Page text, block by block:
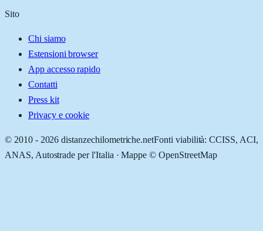
Sito
Chi siamo
Estensioni browser
App accesso rapido
Contatti
Press kit
Privacy e cookie
© 2010 - 2026 distanzechilometriche.netFonti viabilità: CCISS, ACI,
ANAS, Autostrade per l'Italia · Mappe © OpenStreetMap